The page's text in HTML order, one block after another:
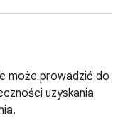
może prowadzić do
uzyskania